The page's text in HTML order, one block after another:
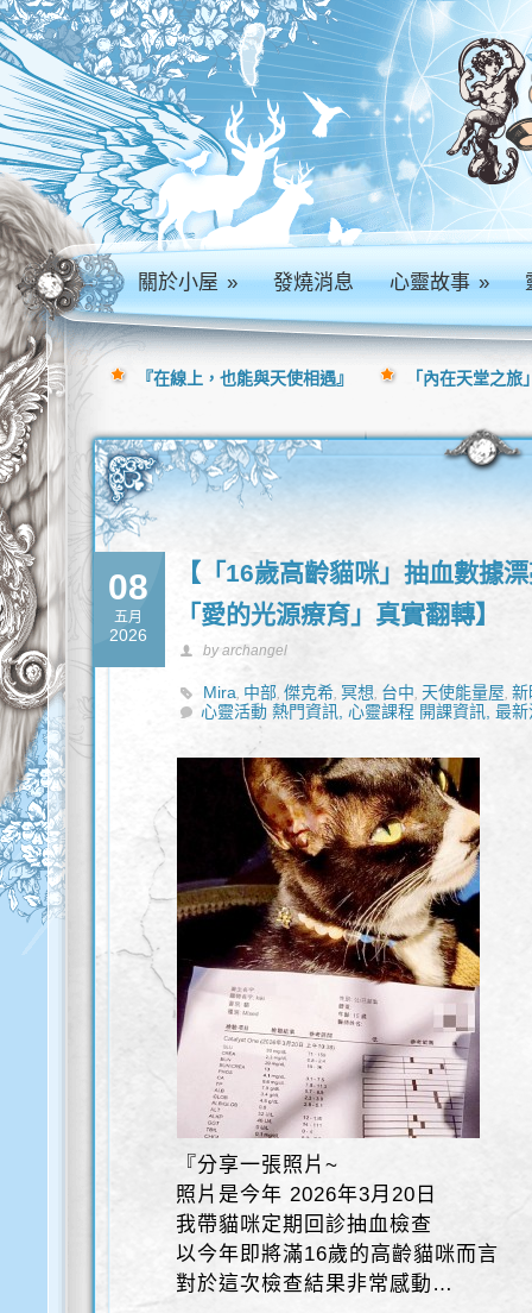
關於小屋» 發燒消息 心靈故事»
08
五月
2026
【「16歲高齡貓咪」抽血數據
「愛的光源療育」真實翻轉】
by archangel
Mira, 中部,傑克希,冥想, 台中, 天使能量屋,
心靈活動 熱門資訊,心靈課程 開課資訊,最
『分享一張照片~
照片是今年 2026年3月20日
我帶貓咪定期回診抽血檢查
以今年即將滿16歲的高齡貓咪而言
對於這次檢查結果非常感動…
『在線上，也能與天使相遇』 「內在天堂之